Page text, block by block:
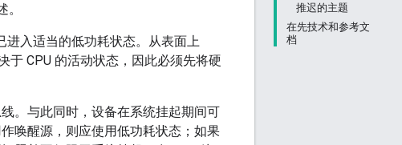
推迟的主题
在先技术和参考文
档
。
进入适当的低功耗状态。从表面上
于 CPU 的活动状态，因此必须先将硬
。与此同时，设备在系统挂起期间可
唤醒源，则应使用低功耗状态；如果